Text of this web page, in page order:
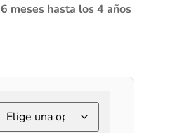
6 meses hasta los 4 años